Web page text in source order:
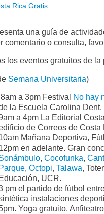
Rica Gratis
una guía de
comentario o consulta,
los eventos gratuitos de la
Semana Universitaria)
8am a 3pm Festival No hay
la Escuela Carolina Dent.
a 4pm La Editorial
de Correos de Costa
Mañana Deportiva,
en adelante. Gran
, Cocofunka,
Parque, Octopi, Talawa,
Educación, UCR.
pm el partido de fútbol
instalaciones
Yoga gratuito.